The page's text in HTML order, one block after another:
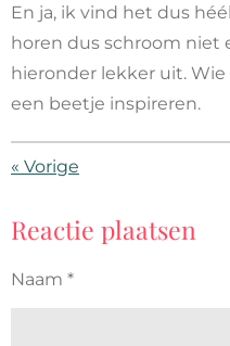
En ja, ik vind het dus
horen dus schroom niet
hieronder lekker uit.
een beetje inspireren.
« Vorige
Reactie plaatsen
Naam *